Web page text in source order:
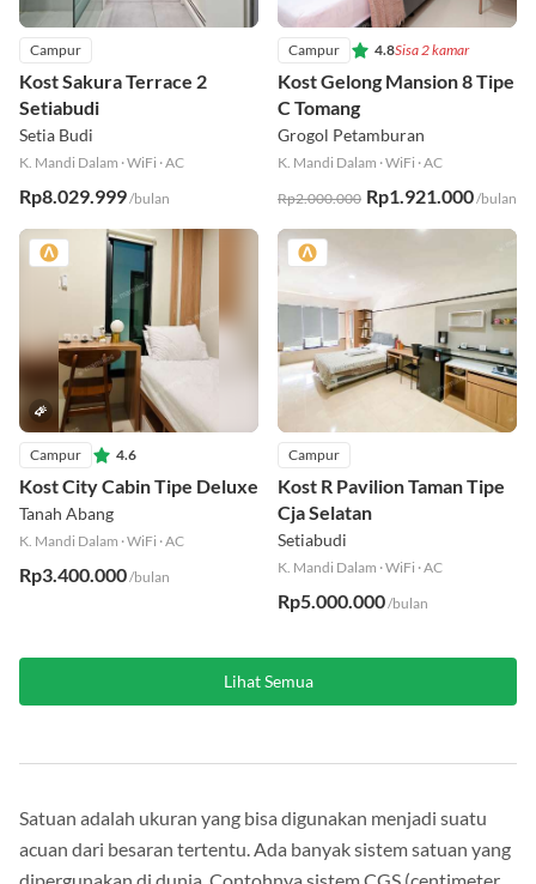
Campur
Kost Sakura Terrace 2
Setiabudi
Setia Budi
K. Mandi Dalam ·WiFi ·AC
Rp8.029.999/bulan
Campur 4.8Sisa 2 kamar
Kost Gelong Mansion 8 Tipe
C Tomang
Grogol Petamburan
K. Mandi Dalam ·WiFi ·AC
Rp2.000.000 Rp1.921.000/bulan
Campur 4.6
Kost City Cabin Tipe Deluxe
Tanah Abang
K. Mandi Dalam ·WiFi ·AC
Rp3.400.000/bulan
Campur
Kost R Pavilion Taman Tipe
Cja Selatan
Setiabudi
K. Mandi Dalam ·WiFi ·AC
Rp5.000.000/bulan
Lihat Semua
Satuan adalah ukuran yang bisa digunakan menjadi suatu
acuan dari besaran tertentu. Ada banyak sistem satuan yang